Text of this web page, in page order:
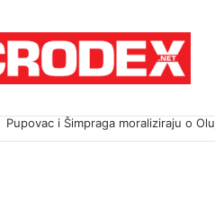
TRI DESETLJEĆA KRIKOVA OČAJNIKA